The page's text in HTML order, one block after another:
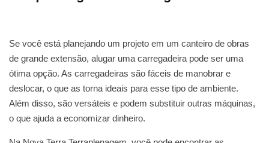
Se você está planejando um projeto em um canteiro de obras
de grande extensão, alugar uma carregadeira pode ser uma
ótima opção. As carregadeiras são fáceis de manobrar e
deslocar, o que as torna ideais para esse tipo de ambiente.
Além disso, são versáteis e podem substituir outras máquinas,
o que ajuda a economizar dinheiro.